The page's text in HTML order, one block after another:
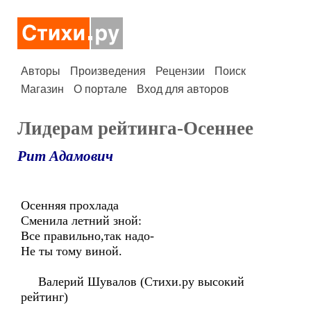
Авторы Произведения Рецензии
Поиск
Магазин
О портале Вход для авторов
Лидерам рейтинга-Осеннее
Рит Адамович
Осенняя прохлада
Сменила летний зной:
Все правильно,так надо-
Не ты тому виной.
Валерий Шувалов (Стихи.ру высокий
рейтинг)